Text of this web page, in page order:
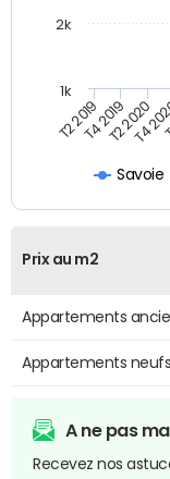
Savoie
T2 2019T4 2019T2 2020
T4
1k
2k
Prix au m2
Appartements
Appartements neufs
A ne pas
Recevez nos